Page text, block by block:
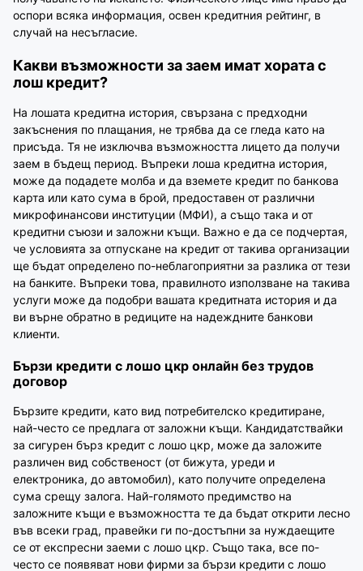
оспори всяка информация, освен кредитния рейтинг, в
случай на несъгласие.
Какви възможности за заем имат хората с
лош кредит?
На лошата кредитна история, свързана с предходни
закъснения по плащания, не трябва да се гледа като на
присъда. Тя не изключва възможността лицето да получи
заем в бъдещ период. Въпреки лоша кредитна история,
може да подадете молба и да вземете кредит по банкова
карта или като сума в брой, предоставен от различни
микрофинансови институции (МФИ), а също така и от
кредитни съюзи и заложни къщи. Важно е да се подчертая,
че условията за отпускане на кредит от такива организации
ще бъдат определено по-неблагоприятни за разлика от тези
на банките. Въпреки това, правилното използване на такива
услуги може да подобри вашата кредитната история и да
ви върне обратно в редиците на надеждните банкови
клиенти.
Бързи кредити с лошо цкр онлайн без трудов
договор
Бързите кредити, като вид потребителско кредитиране,
най-често се предлага от заложни къщи. Кандидатствайки
за сигурен бърз кредит с лошо цкр, може да заложите
различен вид собственост (от бижута, уреди и
електроника, до автомобил), като получите определена
сума срещу залога. Най-голямото предимство на
заложните къщи е възможността те да бъдат открити лесно
във всеки град, правейки ги по-достъпни за нуждаещите
се от експресни заеми с лошо цкр. Също така, все по-
често се появяват нови фирми за бързи кредити с лошо